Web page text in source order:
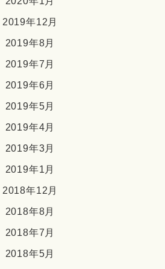
2019年12月
2019年8月
2019年7月
2019年6月
2019年5月
2019年4月
2019年3月
2019年1月
2018年12月
2018年8月
2018年7月
2018年5月